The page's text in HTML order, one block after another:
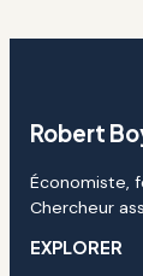
Robert
Économiste,
Chercheur
EXPLORER